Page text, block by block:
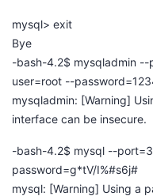
mysql> exit
Bye
-bash-4.2$ mysqladmin
user=root --
mysqladmin: [Warning]
interface can be insecure.
-bash-4.2$ mysql --
password=g*tV/I%#s6j#
mysql: [Warning] Using a